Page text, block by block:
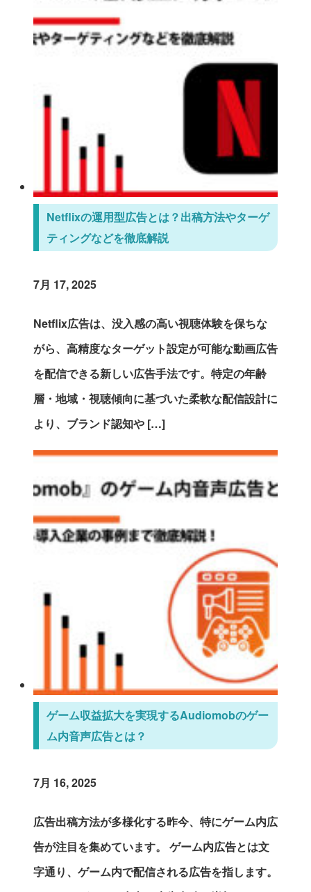
Netflixの運用型広告とは？出稿方法やターゲ
ティングなどを徹底解説
7月 17, 2025
Netflix広告は、没入感の高い視聴体験を保ちな
がら、高精度なターゲット設定が可能な動画広告
を配信できる新しい広告手法です。特定の年齢
層・地域・視聴傾向に基づいた柔軟な配信設計に
より、ブランド認知や […]
ゲーム収益拡大を実現するAudiomobのゲー
ム内音声広告とは？
7月 16, 2025
広告出稿方法が多様化する昨今、特にゲーム内広
告が注目を集めています。 ゲーム内広告とは文
字通り、ゲーム内で配信される広告を指します。